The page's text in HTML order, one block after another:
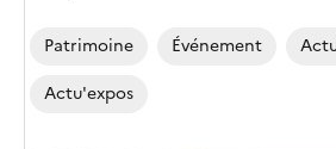
Patrimoine Événement
Actu'expos